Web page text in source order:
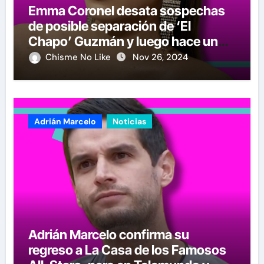
Emma Coronel desata sospechas
de posible separación de ‘El
Chapo’ Guzmán y luego hace un
crucial anuncio
Chisme No Like Nov 26, 2024
Adrián Marcelo Noticias
Adrián Marcelo confirma su
regreso a La Casa de los Famosos